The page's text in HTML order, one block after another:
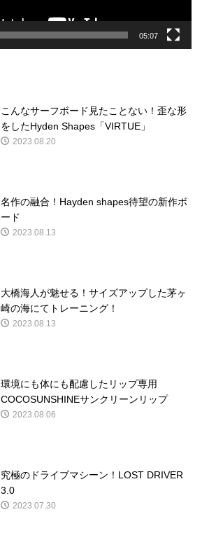
05:07
こんなサーフボード見たことない！歪な形
をしたHyden Shapes「VIRTUE」
2023.08.20
名作の融合！Hayden shapes待望の新作ボ
ード
2023.08.13
大橋海人が魅せる！サイズアップした茅ヶ
崎の海にてトレーニング！
2023.08.13
環境にも体にも配慮したリップ専用
COCOSUNSHINEサンクリーンリップ
2023.08.06
究極のドライブマシーン！LOST DRIVER
3.0
2023.07.30